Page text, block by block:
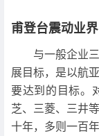
甫登台震动业
与一般企业三
展目标，是以航
要达到的目标。
芝、三菱、三井
十年，多则一百